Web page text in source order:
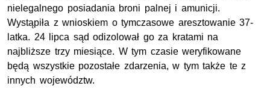
nielegalnego posiadania broni palnej i amunicji.
Wystąpiła z wnioskiem o tymczasowe aresztowanie 37-
latka. 24 lipca sąd odizolował go za kratami na
najbliższe trzy miesiące. W tym czasie weryfikowane
będą wszystkie pozostałe zdarzenia, w tym także te z
innych województw.